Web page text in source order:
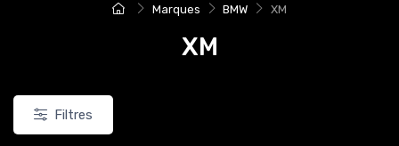
Marques BMW XM
XM
Filtres